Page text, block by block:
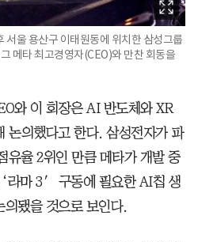
서울 용산구 이태원동에 위치한 삼성그룹
메타 최고경영자(CEO)와 만찬 회동을
와 이 회장은 AI 반도체와 XR
논의했다고 한다. 삼성전자가 파
유율 2위인 만큼 메타가 개발 중
라마 3′ 구동에 필요한 AI칩 생
됐을 것으로 보인다.